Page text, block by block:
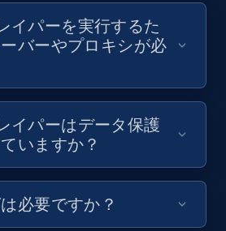
Youtuber md5, Video url,
Views, and more.
イパーを実行するた
バーやプロキシが必
イパーはデータ保護
いますか？
必要ですか？